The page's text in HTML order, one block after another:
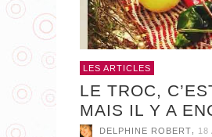
LES ARTICLES
LE TROC,
MAIS IL Y A
DELPHINE ROBERT 18